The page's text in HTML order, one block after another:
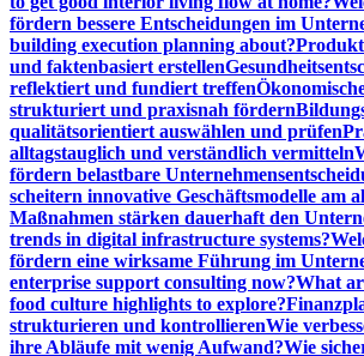
fördern bessere Entscheidungen im
building execution planning about?
und faktenbasiert erstellen
reflektiert und fundiert treffen
strukturiert und praxisnah fördern
qualitätsorientiert auswählen und prüfen
alltagstauglich und verständlich vermitteln
fördern belastbare
scheitern innovative Geschäftsmodelle am
Maßnahmen stärken dauerhaft den
trends in digital infrastructure systems?
fördern eine wirksame Führung im
enterprise support consulting now?What
food culture highlights to explore?
strukturieren und kontrollierenWie
ihre Abläufe mit wenig Aufwand?Wie